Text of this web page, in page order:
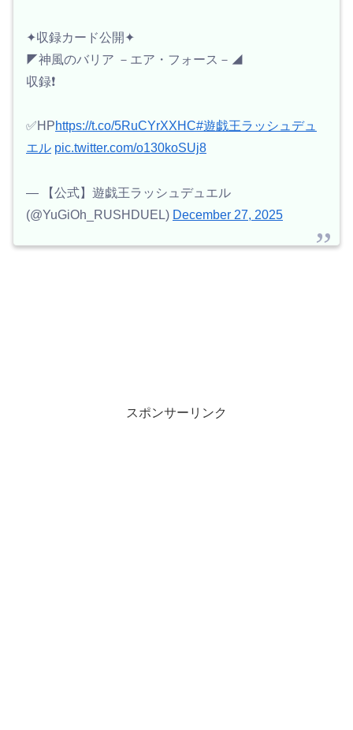
✦収録カード公開✦
◤神風のバリア －エア・フォース－◢
収録❗️
✅HPhttps://t.co/5RuCYrXXHC#遊戯王ラッシュデュ
エル pic.twitter.com/o130koSUj8
— 【公式】遊戯王ラッシュデュエル
(@YuGiOh_RUSHDUEL) December 27, 2025
スポンサーリンク